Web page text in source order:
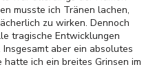
musste ich Tränen lachen,
zu wirken. Dennoch
tragische Entwicklungen
aber ein absolutes
ich ein breites Grinsen im